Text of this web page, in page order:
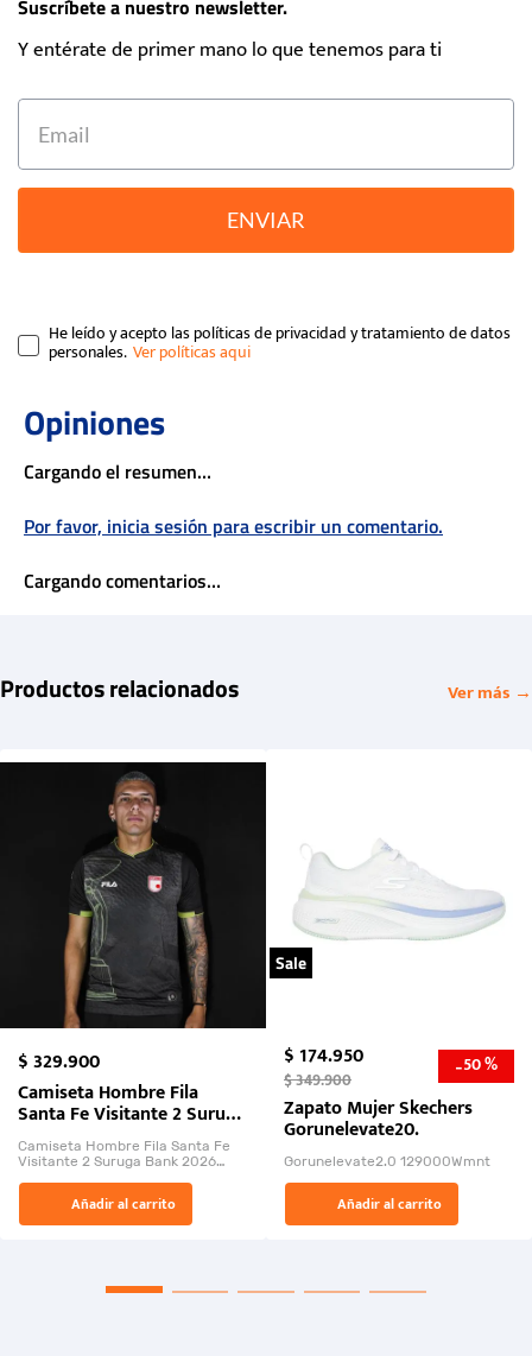
Suscríbete a nuestro newsletter.
Y entérate de primer mano lo que tenemos para ti
ENVIAR
He leído y acepto las políticas de privacidad y tratamiento de datos
personales.
Cargando el resumen…
Por favor, inicia sesión para escribir un comentario.
Cargando comentarios…
Productos relacionados Ver más →
$329.900
Camiseta Hombre Fila
Santa Fe Visitante 2 Suruga
Bank 2026
Camiseta Hombre Fila Santa Fe
Visitante 2 Suruga Bank 2026
El Rugido del Sol Naciente:
“Primeros para la Et...
Añadir al carrito
Sale
$174.950
$349.900 -50 %
Zapato Mujer Skechers
Gorunelevate20.
Gorunelevate2.0 129000Wmnt
Añadir al carrito